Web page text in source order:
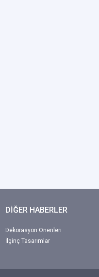
DİĞER HABERLER
Dekorasyon Önerileri
İlginç Tasarımlar